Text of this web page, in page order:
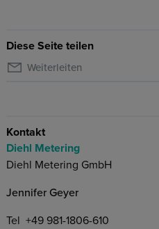
Diese Seite teilen
Weiterleiten
Kontakt
Diehl Metering
Diehl Metering GmbH
Jennifer Geyer
Tel +49 981-1806-610